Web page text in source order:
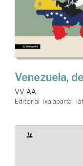
Venezuela,
VV. AA.
Editorial Txalaparta.